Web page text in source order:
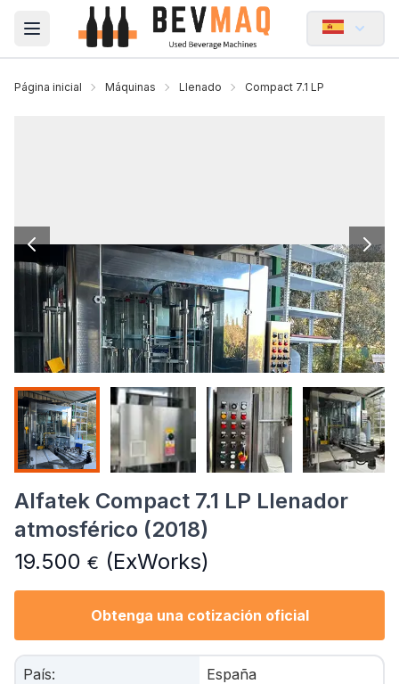
Open main menu
Página inicial Máquinas Llenado Compact 7.1 LP
Alfatek Compact 7.1 LP Llenador
atmosférico (2018)
19.500 € (ExWorks)
Obtenga una cotización oficial
País: España